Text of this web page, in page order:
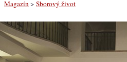
Magazín > Sborový život